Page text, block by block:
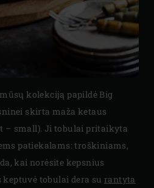
kolekciją papildė Big
skirta maža ketaus
– small). Ji tobulai pritaikyta
patiekalams: troškiniams,
kai norėsite kepsnius
tobulai dera su rantyta